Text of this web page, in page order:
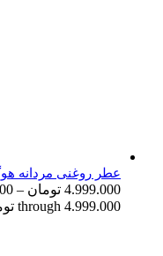
عطر روغنی مردانه
4.999.000 تومان –
through 4.999.000 تومان